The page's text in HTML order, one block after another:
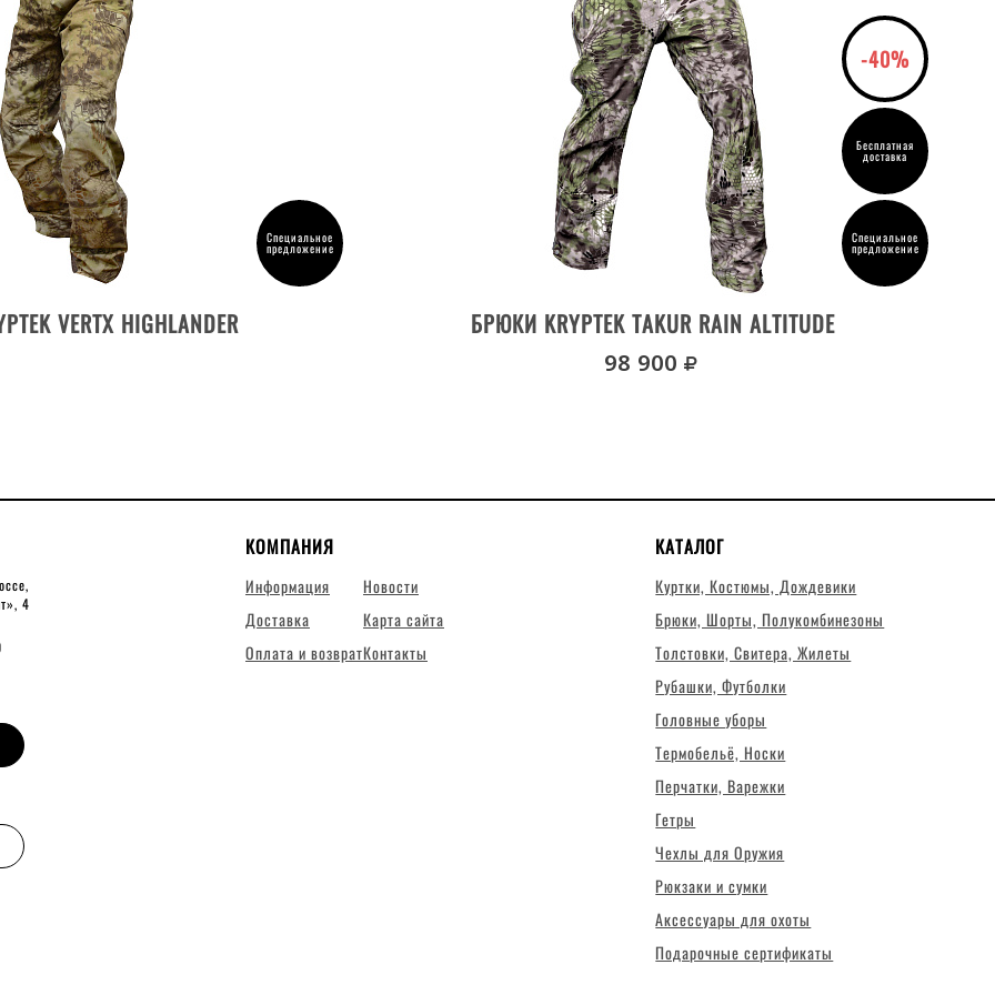
Специальное
предложение
VERTX HIGHLANDER
-40%
Бесплатная
доставка
Специальное
предложение
БРЮКИ KRYPTEK TAKUR RAIN ALTITUDE
98 900
4
КОМПАНИЯ
Информация
Доставка
Оплата и возврат
Новости
Карта сайта
Контакты
КАТАЛОГ
Куртки, Костюмы, Дождевики
Брюки, Шорты, Полукомбинезоны
Толстовки, Свитера, Жилеты
Рубашки, Футболки
Головные уборы
Термобельё, Носки
Перчатки, Варежки
Гетры
Чехлы для Оружия
Рюкзаки и сумки
Аксессуары для охоты
Подарочные сертификаты